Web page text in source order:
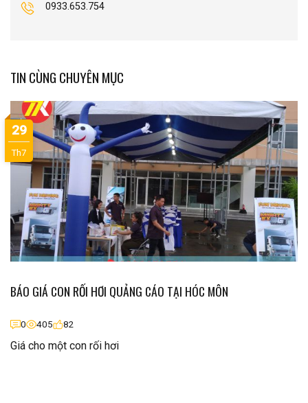
0933.653.754
TIN CÙNG CHUYÊN MỤC
BÁO GIÁ CON RỐI HƠI QUẢNG CÁO TẠI HÓC MÔN
0 405 82
Giá cho một con rối hơi
29
Th7